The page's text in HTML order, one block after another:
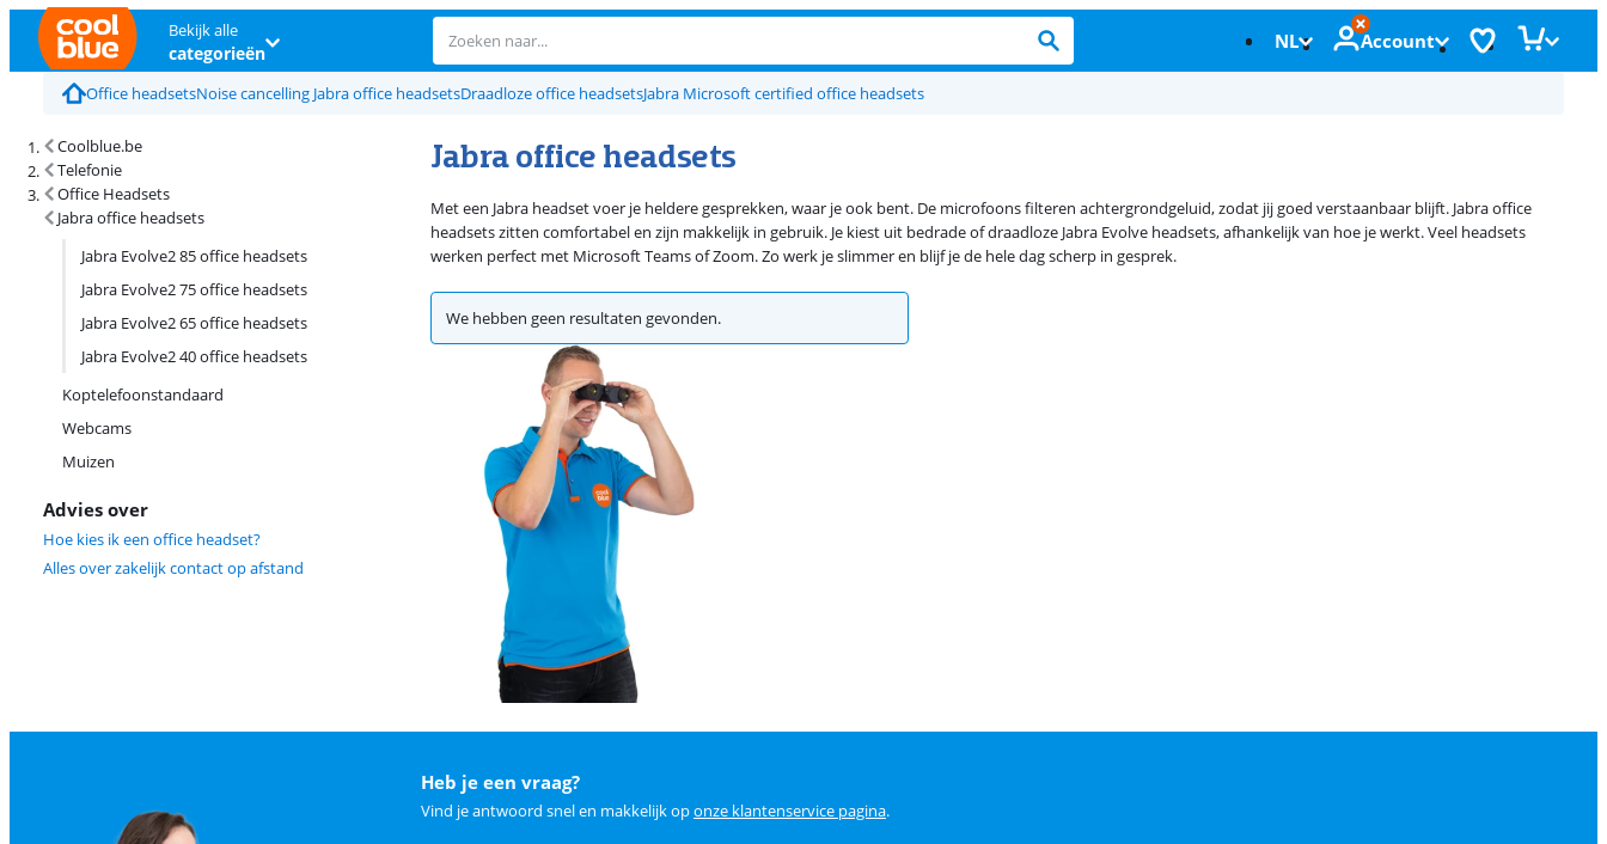
Bekijk alle
categorieën NL Account
Office headsetsNoise cancelling Jabra office headsetsDraadloze office headsetsJabra Microsoft certified office headsets
Coolblue.be
Telefonie
Office Headsets
Jabra office headsets
Jabra Evolve2 85 office headsets
Jabra Evolve2 75 office headsets
Jabra Evolve2 65 office headsets
Jabra Evolve2 40 office headsets
Koptelefoonstandaard
Webcams
Muizen
Advies over
Hoe kies ik een office headset?
Alles over zakelijk contact op afstand
Jabra office headsets
Met een Jabra headset voer je heldere gesprekken, waar je ook bent. De microfoons filteren achtergrondgeluid, zodat jij goed verstaanbaar blijft. Jabra office
headsets zitten comfortabel en zijn makkelijk in gebruik. Je kiest uit bedrade of draadloze Jabra Evolve headsets, afhankelijk van hoe je werkt. Veel headsets
werken perfect met Microsoft Teams of Zoom. Zo werk je slimmer en blijf je de hele dag scherp in gesprek.
We hebben geen resultaten gevonden.
Heb je een vraag?
Vind je antwoord snel en makkelijk oponze klantenservice pagina.